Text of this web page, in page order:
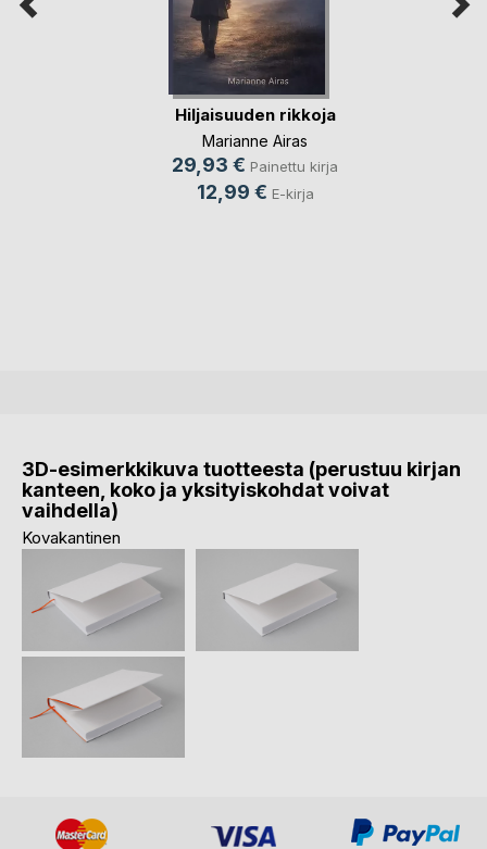
Hiljaisuuden rikkoja
Marianne Airas
29,93 € Painettu kirja
12,99 € E-kirja
3D-esimerkkikuva tuotteesta (perustuu kirjan
kanteen, koko ja yksityiskohdat voivat
vaihdella)
Kovakantinen